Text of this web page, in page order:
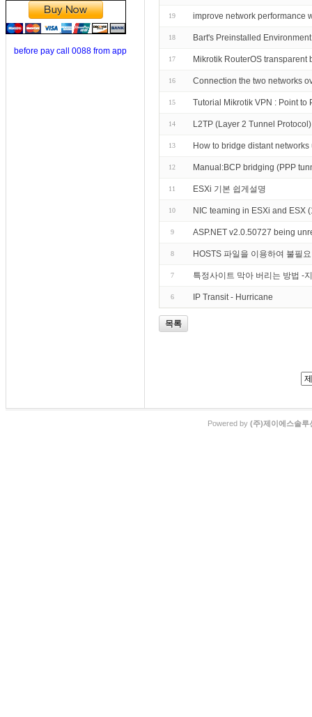
before pay call 0088 from app
19 improve network performance
18 Bart's Preinstalled
17 Mikrotik RouterOS transparent
16 Connection the two networks
15 Tutorial Mikrotik VPN : Point to
14 L2TP (Layer 2 Tunnel
13 How to bridge distant
12 Manual:BCP bridging (PPP
11 ESXi 기본 쉽게설명
10 NIC teaming in ESXi and ESX
9 ASP.NET v2.0.50727 being
8 HOSTS 파일을 이용하여 불필
7 특정사이트 막아 버리는 방법 -
6 IP Transit - Hurricane
목록
Powered by (주)제이에스솔루